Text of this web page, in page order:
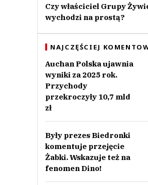
Czy właściciel Grupy
wychodzi na prostą?
NAJCZĘŚCIEJ
Auchan Polska ujawnia
wyniki za 2025 rok.
Przychody
przekroczyły 10,7 mld
zł
Były prezes Biedronki
komentuje przejęcie
Żabki. Wskazuje też na
fenomen Dino!